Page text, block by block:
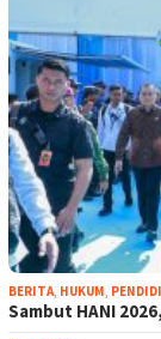
BERITA, HUKUM,
Sambut HANI